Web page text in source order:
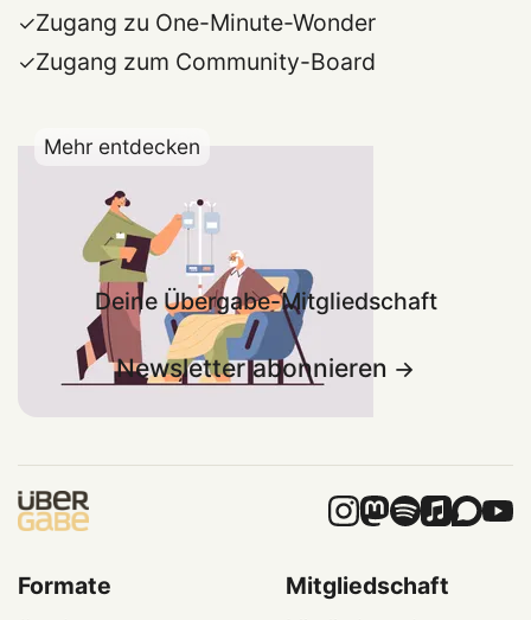
Zugang zu One-Minute-Wonder
Zugang zum Community-Board
Mehr entdecken
Deine Übergabe-Mitgliedschaft
Newsletter abonnieren
Formate Mitgliedschaft